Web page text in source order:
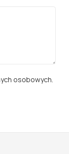
osobowych.